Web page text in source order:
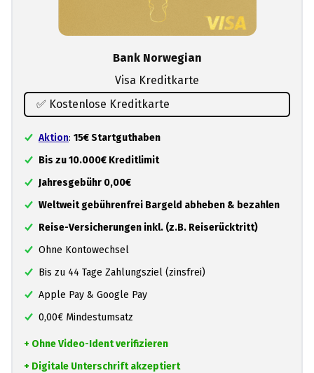
Bank Norwegian
Visa Kreditkarte
✅ Kostenlose Kreditkarte
Aktion: 15€ Startguthaben
Bis zu 10.000€ Kreditlimit
Jahresgebühr 0,00€
Weltweit gebührenfrei Bargeld abheben & bezahlen
Reise-Versicherungen inkl. (z.B. Reiserücktritt)
Ohne Kontowechsel
Bis zu 44 Tage Zahlungsziel (zinsfrei)
Apple Pay & Google Pay
0,00€ Mindestumsatz
+ Ohne Video-Ident verifizieren
+ Digitale Unterschrift akzeptiert